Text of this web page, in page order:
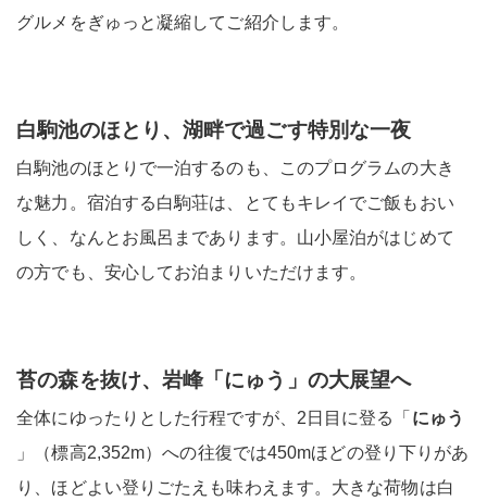
グルメをぎゅっと凝縮してご紹介します。
白駒池のほとり、湖畔で過ごす特別な一夜
白駒池のほとりで一泊するのも、このプログラムの大き
な魅力。宿泊する白駒荘は、とてもキレイでご飯もおい
しく、なんとお風呂まであります。山小屋泊がはじめて
の方でも、安心してお泊まりいただけます。
苔の森を抜け、岩峰「にゅう」の大展望へ
全体にゆったりとした行程ですが、2日目に登る「 にゅう
」（標高2,352m）への往復では450mほどの登り下りがあ
り、ほどよい登りごたえも味わえます。大きな荷物は白